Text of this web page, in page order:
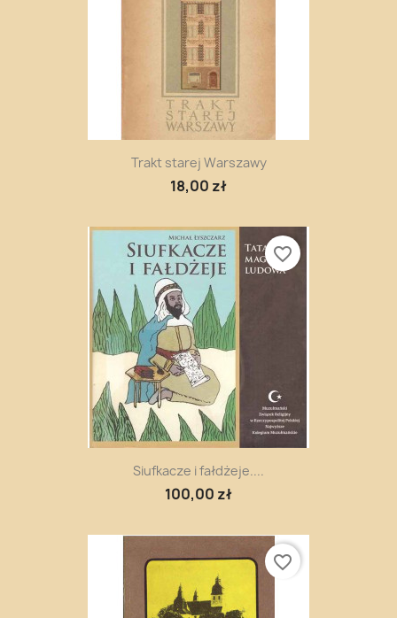
Trakt starej Warszawy
18,00 zł
Siufkacze i fałdżeje....
100,00 zł
favorite_border
favorite_border